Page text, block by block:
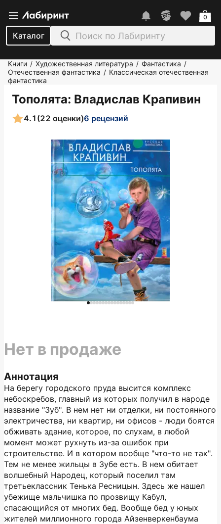
Каталог
0
Книги / Художественная литература / Фантастика /
Отечественная фантастика / Классическая отечественная
фантастика
Тополята: Владислав Крапивин
4.1 (22 оценки)6 рецензий
Аннотация
На берегу городского пруда высится комплекс
небоскребов, главный из которых получил в народе
название "Зуб". В нем нет ни отделки, ни постоянного
электричества, ни квартир, ни офисов - люди боятся
обживать здание, которое, по слухам, в любой
момент может рухнуть из-за ошибок при
строительстве. И в котором вообще "что-то не так".
Тем не менее жильцы в Зубе есть. В нем обитает
волшебный Народец, который поселил там
третьеклассник Тенька Ресницын. Здесь же нашел
убежище мальчишка по прозвищу Кабул,
спасающийся от многих бед. Вообще бед у юных
жителей миллионного города Айзенверкенбаума
Нет в продаже